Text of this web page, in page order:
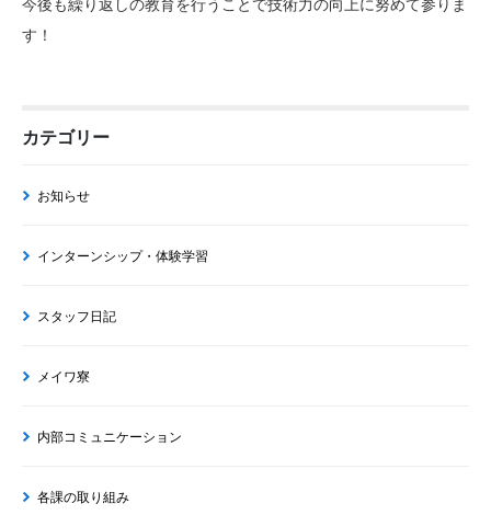
今後も繰り返しの教育を行うことで技術力の向上に努めて参りま
す！
カテゴリー
お知らせ
インターンシップ・体験学習
スタッフ日記
メイワ寮
内部コミュニケーション
各課の取り組み